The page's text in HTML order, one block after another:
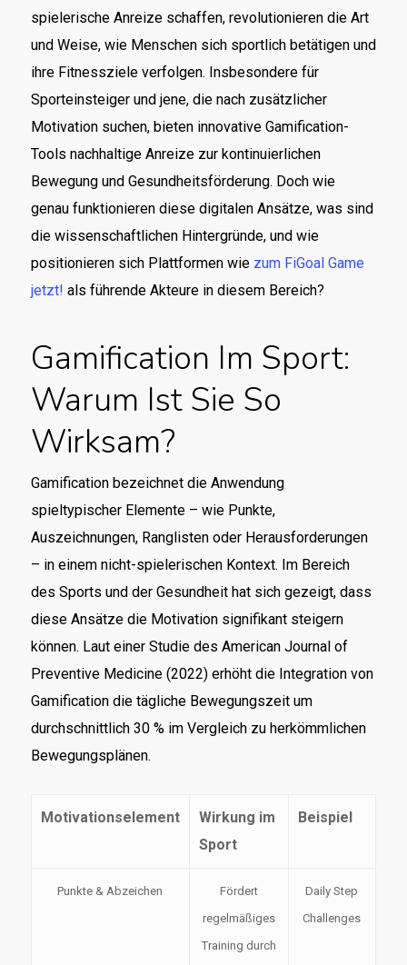
spielerische Anreize schaffen, revolutionieren die Art
und Weise, wie Menschen sich sportlich betätigen und
ihre Fitnessziele verfolgen. Insbesondere für
Sporteinsteiger und jene, die nach zusätzlicher
Motivation suchen, bieten innovative Gamification-
Tools nachhaltige Anreize zur kontinuierlichen
Bewegung und Gesundheitsförderung. Doch wie
genau funktionieren diese digitalen Ansätze, was sind
die wissenschaftlichen Hintergründe, und wie
positionieren sich Plattformen wie zum FiGoal Game
jetzt! als führende Akteure in diesem Bereich?
Gamification Im Sport:
Warum Ist Sie So
Wirksam?
Gamification bezeichnet die Anwendung
spieltypischer Elemente – wie Punkte,
Auszeichnungen, Ranglisten oder Herausforderungen
– in einem nicht-spielerischen Kontext. Im Bereich
des Sports und der Gesundheit hat sich gezeigt, dass
diese Ansätze die Motivation signifikant steigern
können. Laut einer Studie des American Journal of
Preventive Medicine (2022) erhöht die Integration von
Gamification die tägliche Bewegungszeit um
durchschnittlich 30 % im Vergleich zu herkömmlichen
Bewegungsplänen.
Motivationselement
Wirkung im
Sport
Beispiel
Punkte & Abzeichen
Fördert
regelmäßiges
Training durch
Daily Step
Challenges